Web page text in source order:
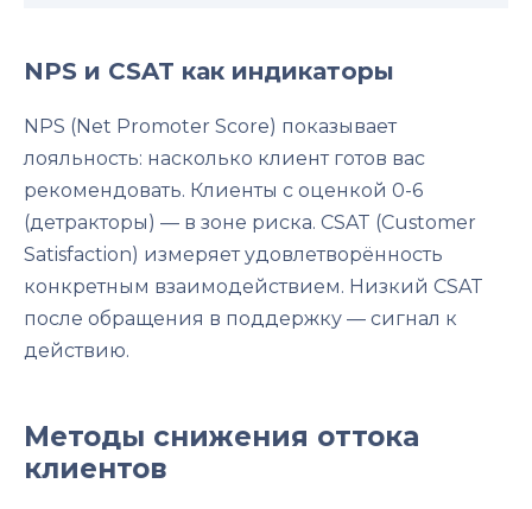
NPS и CSAT как индикаторы
NPS (Net Promoter Score) показывает
лояльность: насколько клиент готов вас
рекомендовать. Клиенты с оценкой 0-6
(детракторы) — в зоне риска. CSAT (Customer
Satisfaction) измеряет удовлетворённость
конкретным взаимодействием. Низкий CSAT
после обращения в поддержку — сигнал к
действию.
Методы снижения оттока
клиентов